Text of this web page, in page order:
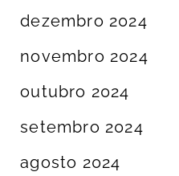
dezembro 2024
novembro 2024
outubro 2024
setembro 2024
agosto 2024